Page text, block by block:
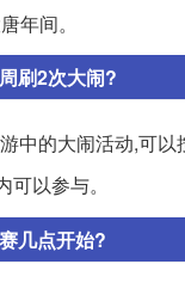
年间。
刷2次大闹?
中的大闹活动,可
可以参与。
几点开始?